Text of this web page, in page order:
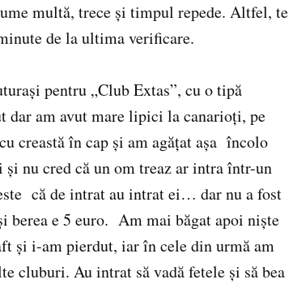
multă, trece şi timpul repede. Altfel, te
de la ultima verificare.
pentru „Club Extas”, cu o tipă
dar am avut mare lipici la canarioţi, pe
creastă în cap şi am agăţat aşa încolo
nu cred că un om treaz ar intra într-un
că de intrat au intrat ei… dar nu a fost
berea e 5 euro. Am mai băgat apoi nişte
şi i-am pierdut, iar în cele din urmă am
cluburi. Au intrat să vadă fetele şi să bea